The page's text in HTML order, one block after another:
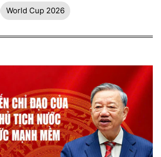
World Cup 2026